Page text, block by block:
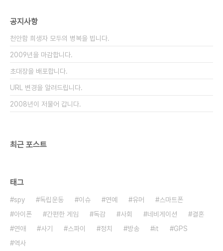
만 보통 한 컴퓨터한다는 분이라면 컴퓨터가 삑거리
편합니다. 먹통으로 아무 응답이 없다면 참 당황스럽
고 난감합니다. 개..
공지사항
천안함 희생자 모두의 병복을 빕니다.
2009년을 마감합니다.
초대장을 배포합니다.
URL 변경을 알려드립니다.
2008년이 저물어 갑니다.
최근 포스트
태그
spy 독립운동 이슈 연예 유머
스마트폰
아이폰
간편한 게임 독감 사회 네비게이션
결혼
연애
사기 스파이 정치 방송 it
GPS
역사